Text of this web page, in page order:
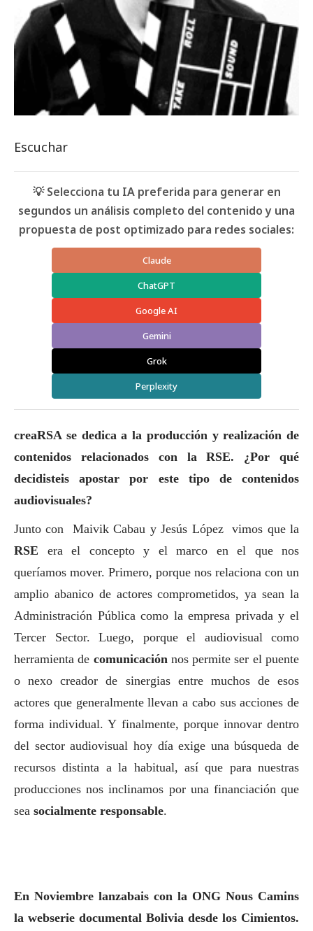
Escuchar
💡 Selecciona tu IA preferida para generar en
segundos un análisis completo del contenido y una
propuesta de post optimizado para redes sociales:
Claude
ChatGPT
Google AI
Gemini
Grok
Perplexity
creaRSA se dedica a la producción y realización de
contenidos relacionados con la RSE. ¿Por qué
decidisteis apostar por este tipo de contenidos
audiovisuales?
Junto con Maivik Cabau y Jesús López vimos que la
RSE era el concepto y el marco en el que nos
queríamos mover. Primero, porque nos relaciona con un
amplio abanico de actores comprometidos, ya sean la
Administración Pública como la empresa privada y el
Tercer Sector. Luego, porque el audiovisual como
herramienta de comunicación nos permite ser el puente
o nexo creador de sinergias entre muchos de esos
actores que generalmente llevan a cabo sus acciones de
forma individual. Y finalmente, porque innovar dentro
del sector audiovisual hoy día exige una búsqueda de
recursos distinta a la habitual, así que para nuestras
producciones nos inclinamos por una financiación que
sea socialmente responsable.
En Noviembre lanzabais con la ONG Nous Camins
la webserie documental Bolivia desde los Cimientos.